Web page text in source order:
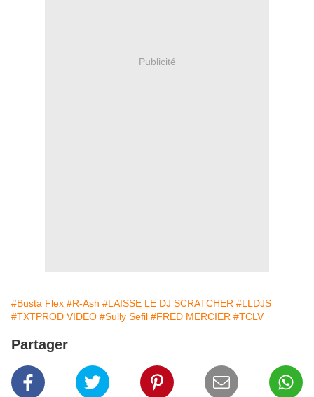
Publicité
#Busta Flex #R-Ash #LAISSE LE DJ SCRATCHER #LLDJS
#TXTPROD VIDEO #Sully Sefil #FRED MERCIER #TCLV
Partager